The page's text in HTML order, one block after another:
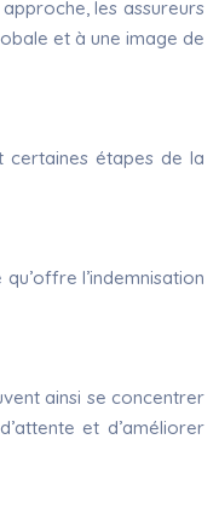
les assureurs
et à une image de
certaines étapes de la
l’indemnisation
ainsi se concentrer
et d’améliorer